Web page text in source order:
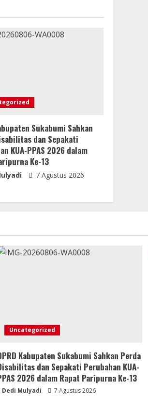
Sukabumi Sahkan
dan Sepakati
KUA-PPAS 2026 dalam
Ke-13
7 Agustus 2026
Uncategorized
Kabupaten Sukabumi Sahkan Perda
dan Sepakati Perubahan KUA-
2026 dalam Rapat Paripurna Ke-13
Dedi Mulyadi 7 Agustus 2026